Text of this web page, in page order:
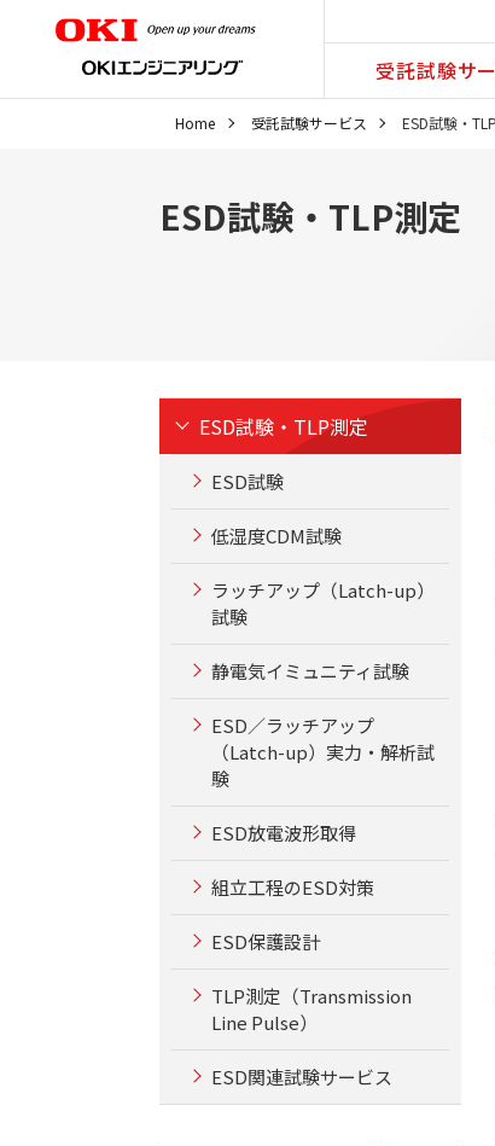
受託試験サ
Home 受託試験サービス ESD試験・
ESD試験・TLP測定
ESD試験・TLP測定
ESD試験
低湿度CDM試験
ラッチアップ（Latch-up）
試験
静電気イミュニティ試験
ESD／ラッチアップ
（Latch-up）実力・解析試
験
ESD放電波形取得
組立工程のESD対策
ESD保護設計
TLP測定（Transmission
Line Pulse）
ESD関連試験サービス